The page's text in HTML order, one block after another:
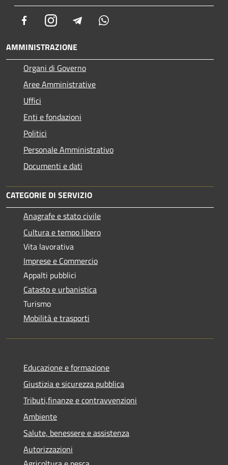
FacebookInstagram Telegram
AMMINISTRAZIONE
Organi di Governo
Aree Amministrative
Uffici
Enti e fondazioni
Politici
Personale Amministrativo
Documenti e dati
CATEGORIE DI SERVIZIO
Anagrafe e stato civile
Cultura e tempo libero
Vita lavorativa
Imprese e Commercio
Appalti pubblici
Catasto e urbanistica
Turismo
Mobilità e trasporti
Educazione e formazione
Giustizia e sicurezza pubblica
Tributi,finanze e contravvenzioni
Ambiente
Salute, benessere e assistenza
Autorizzazioni